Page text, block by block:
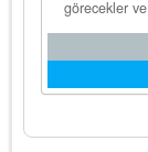
görecekler